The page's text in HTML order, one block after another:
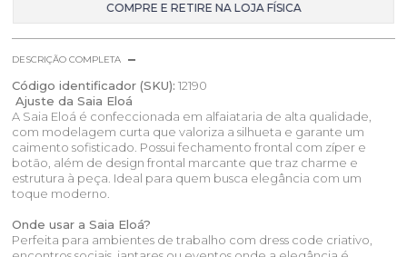
COMPRE E RETIRE NA LOJA FÍSICA
DESCRIÇÃO COMPLETA
Código identificador (SKU): 12190
Ajuste da Saia Eloá
A Saia Eloá é confeccionada em alfaiataria de alta qualidade,
com modelagem curta que valoriza a silhueta e garante um
caimento sofisticado. Possui fechamento frontal com zíper e
botão, além de design frontal marcante que traz charme e
estrutura à peça. Ideal para quem busca elegância com um
toque moderno.
Onde usar a Saia Eloá?
Perfeita para ambientes de trabalho com dress code criativo,